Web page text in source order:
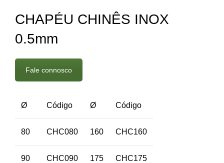
CHAPÉU CHINÊS INOX
0.5mm
Fale connosco
Ø Código Ø Código
80 CHC080 160 CHC160
90 CHC090 175 CHC175